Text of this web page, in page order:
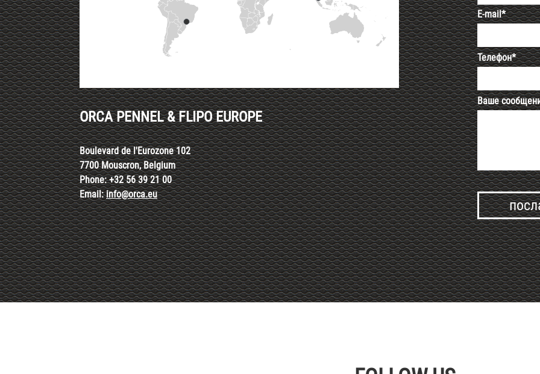
ORCA PENNEL & FLIPO EUROPE
Boulevard de l'Eurozone 102
7700 Mouscron, Belgium
Phone: +32 56 39 21 00
Email:info@orca.eu
E-mail*
Телефон*
Ваше
Alternative: